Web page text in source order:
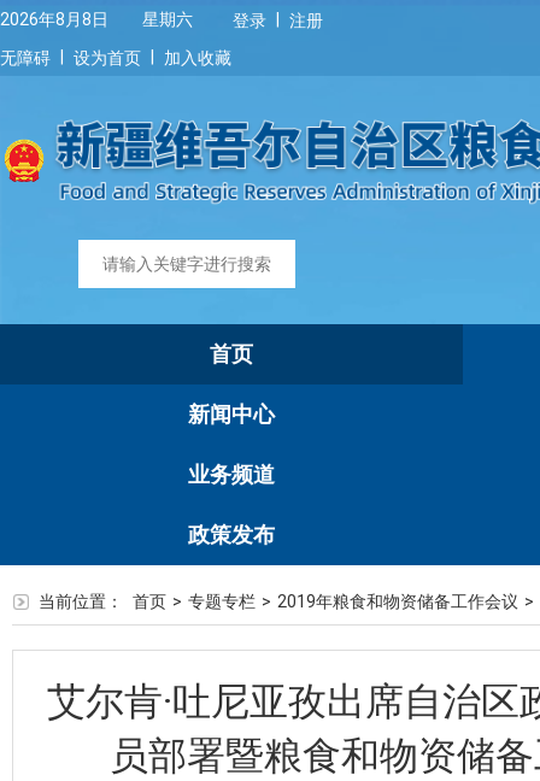
2026年8月8日 星期六 登录
注册
无障碍
设为首页 加入收藏
首页
新闻中心
业务频道
政策发布
当前位置： 首页 > 专题专栏 > 2019年粮食和物资储备工作会议 >
艾尔肯·吐尼亚孜出席自治
员部署暨粮食和物资储